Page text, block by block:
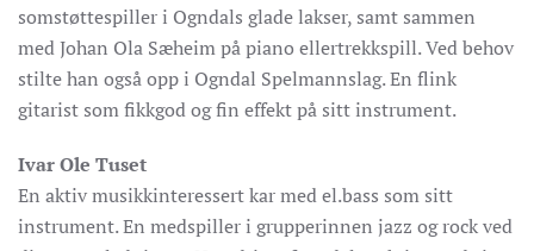
somstøttespiller i Ogndals glade lakser, samt sammen
med Johan Ola Sæheim på piano ellertrekkspill. Ved behov
stilte han også opp i Ogndal Spelmannslag. En flink
gitarist som fikkgod og fin effekt på sitt instrument.
Ivar Ole Tuset
En aktiv musikkinteressert kar med el.bass som sitt
instrument. En medspiller i grupperinnen jazz og rock ved